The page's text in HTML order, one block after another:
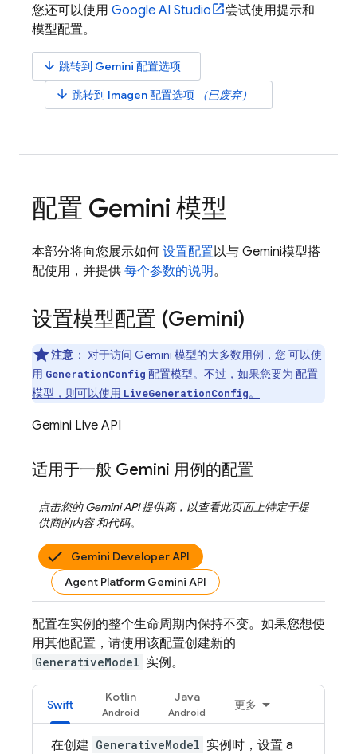
您还可以使用 Google AI Studio
尝试使用提示和
模型配置。
arrow_downward 跳转到 Gemini 配置选项
arrow_downward 跳转到 Imagen配置选项 （已废弃）
配置 Gemini 模型
本部分将向您展示如何 设置配置以与 Gemini模型搭
配使用，并提供 每个参数的说明。
设置模型配置 (Gemini)
注意 ： 对于访问 Gemini 模型的大多数用例，您 可以使
用 GenerationConfig 配置模型。不过，如果您要为 配置
模型，则可以使用 LiveGenerationConfig。
Gemini Live API
适用于一般 Gemini 用例的配置
点击您的Gemini API提供商，以查看此页面上特定于提
供商的内容 和代码。
Gemini Developer API
Agent Platform Gemini API
配置在实例的整个生命周期内保持不变。如果您想使
用其他配置，请使用该配置创建新的
GenerativeModel 实例。
Swift
Kotlin Java
更多
在创建 GenerativeModel 实例时，设置 a